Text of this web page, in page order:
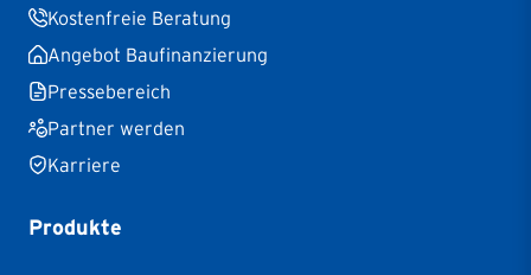
Kostenfreie Beratung
Angebot Baufinanzierung
Pressebereich
Partner werden
Karriere
Produkte